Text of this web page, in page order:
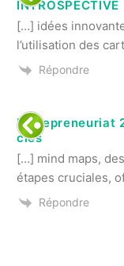
INTROSPECTIVE
[…] idées
l’utilisation des
Répondre
Entrepreneuriat
clés
[…] mind maps,
étapes cruciales,
Répondre